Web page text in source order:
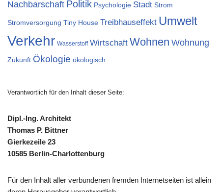
Nachbarschaft Politik Psychologie Stadt Strom
Stromversorgung Tiny House Treibhauseffekt Umwelt
Verkehr Wasserstoff Wirtschaft Wohnen Wohnung
Zukunft Ökologie ökologisch
Verantwortlich für den Inhalt dieser Seite:
Dipl.-Ing. Architekt
Thomas P. Bittner
Gierkezeile 23
10585 Berlin-Charlottenburg
Für den Inhalt aller verbundenen fremden Internetseiten ist allein